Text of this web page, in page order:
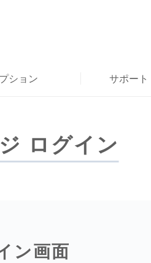
ション サポー
ログイン
ン画面